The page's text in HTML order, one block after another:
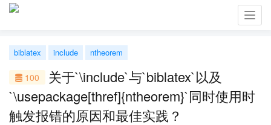
biblatex include ntheorem
100
关于`\include`与`biblatex`以及
`\usepackage[thref]{ntheorem}`同时使用时
触发报错的原因和最佳实践？